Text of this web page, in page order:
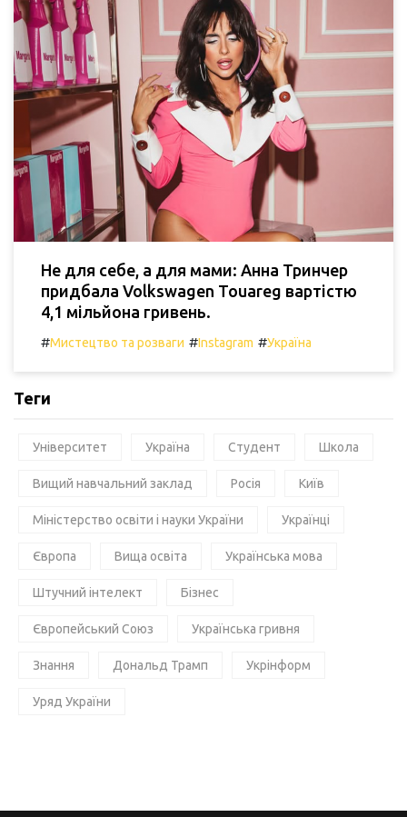
Не для себе, а для мами: Анна Тринчер
придбала Volkswagen Touareg вартістю
4,1 мільйона гривень.
#Мистецтво та розваги #Instagram #Україна
Теги
Університет Україна Студент Школа
Вищий навчальний заклад Росія Київ
Міністерство освіти і науки України Українці
Європа Вища освіта Українська мова
Штучний інтелект Бізнес
Європейський Союз Українська гривня
Знання Дональд Трамп Укрінформ
Уряд України